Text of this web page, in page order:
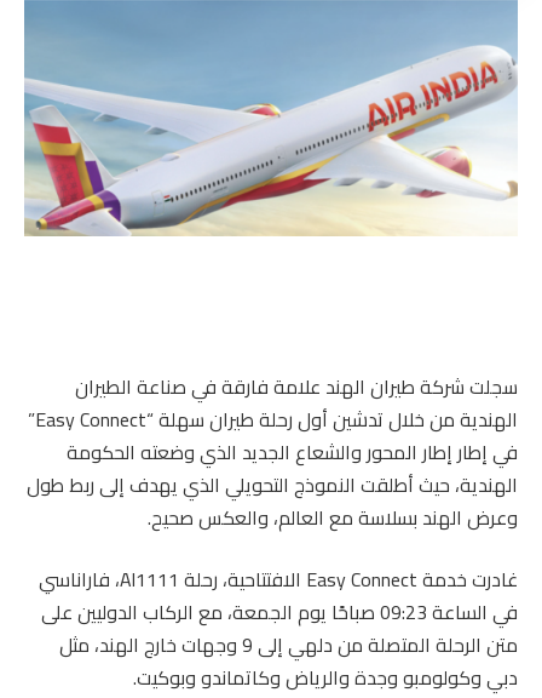
سجلت شركة طيران الهند علامة فارقة في صناعة الطيران
الهندية من خلال تدشين أول رحلة طيران سهلة “Easy Connect”
في إطار إطار المحور والشعاع الجديد الذي وضعته الحكومة
الهندية، حيث أطلقت النموذج التحويلي الذي يهدف إلى ربط طول
وعرض الهند بسلاسة مع العالم، والعكس صحيح.
غادرت خدمة Easy Connect الافتتاحية، رحلة AI1111، فاراناسي
في الساعة 09:23 صباحًا يوم الجمعة، مع الركاب الدوليين على
متن الرحلة المتصلة من دلهي إلى 9 وجهات خارج الهند، مثل
دبي وكولومبو وجدة والرياض وكاتماندو وبوكيت.